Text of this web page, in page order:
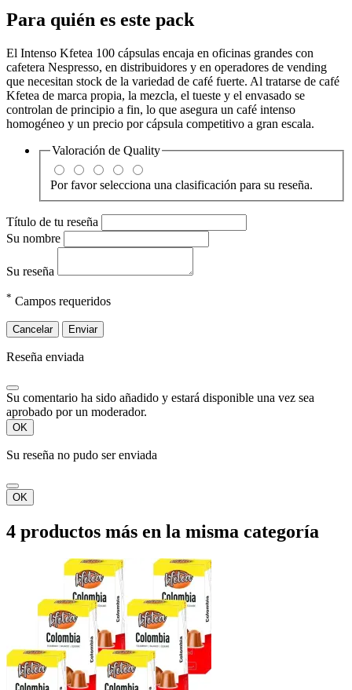
Para quién es este pack
El Intenso Kfetea 100 cápsulas encaja en oficinas grandes con
cafetera Nespresso, en distribuidores y en operadores de vending
que necesitan stock de la variedad de café fuerte. Al tratarse de café
Kfetea de marca propia, la mezcla, el tueste y el envasado se
controlan de principio a fin, lo que asegura un café intenso
homogéneo y un precio por cápsula competitivo a gran escala.
Valoración de Quality
Por favor selecciona una clasificación para su reseña.
Título de tu reseña
Su nombre
Su reseña
* Campos requeridos
Cancelar Enviar
Reseña enviada
Su comentario ha sido añadido y estará disponible una vez sea
aprobado por un moderador.
OK
Su reseña no pudo ser enviada
OK
4 productos más en la misma categoría